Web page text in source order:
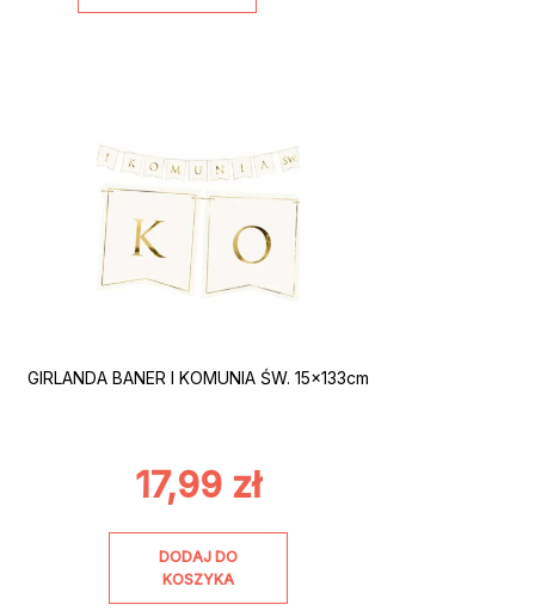
GIRLANDA BANER I KOMUNIA ŚW. 15x133cm
17,99 zł
DODAJ DO
KOSZYKA